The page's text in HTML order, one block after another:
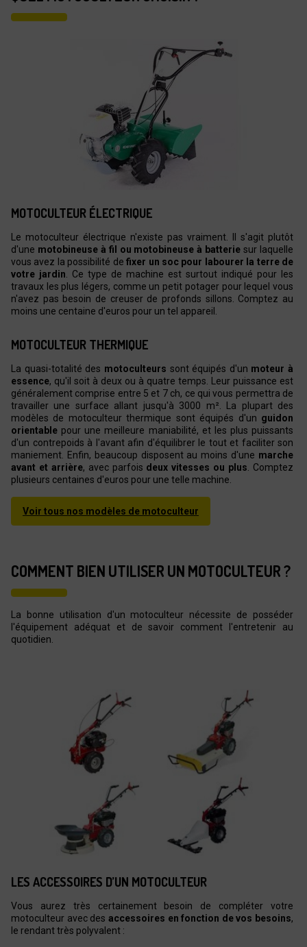
MOTOCULTEUR ÉLECTRIQUE
Le motoculteur électrique n'existe pas vraiment. Il s'agit plutôt
d'une motobineuse à fil ou motobineuse à batterie sur laquelle
vous avez la possibilité defixer un soc pour labourer la terre de
votre jardin . Ce type de machine est surtout indiqué pour les
travaux les plus légers, comme un petit potager pour lequel vous
n'avez pas besoin de creuser de profonds sillons. Comptez au
moins une centaine d'euros pour un tel appareil.
MOTOCULTEUR THERMIQUE
La quasi-totalité des motoculteurs sont équipés d'un moteur à
essence, qu'il soit à deux ou à quatre temps. Leur puissance est
généralement comprise entre 5 et 7 ch, ce qui vous permettra de
travailler une surface allant jusqu'à 3000 m². La plupart des
modèles de motoculteur thermique sont équipés d'un guidon
orientable pour une meilleure maniabilité, et les plus puissants
d'un contrepoids à l'avant afin d'équilibrer le tout et faciliter son
maniement. Enfin, beaucoup disposent au moins d'une marche
avant et arrière, avec parfois deux vitesses ou plus . Comptez
plusieurs centaines d'euros pour une telle machine.
Voir tous nos modèles de motoculteur
COMMENT BIEN UTILISER UN MOTOCULTEUR ?
La bonne utilisation d'un motoculteur nécessite de posséder
l'équipement adéquat et de savoir comment l'entretenir au
quotidien.
LES ACCESSOIRES D’UN MOTOCULTEUR
Vous aurez très certainement besoin de compléter votre
motoculteur avec des accessoires en fonction de vos besoins,
le rendant très polyvalent :